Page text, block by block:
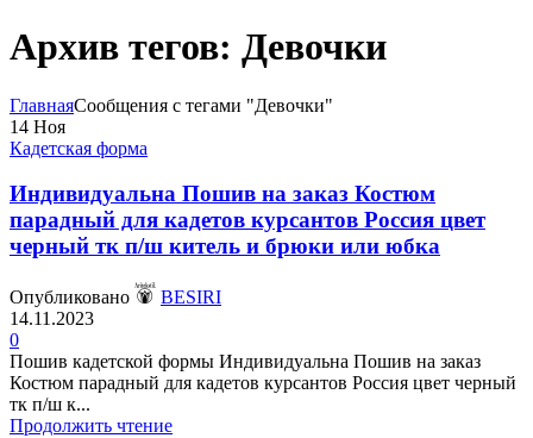
Архив тегов: Девочки
ГлавнаяСообщения с тегами "Девочки"
14 Ноя
Кадетская форма
Индивидуальна Пошив на заказ Костюм
парадный для кадетов курсантов Россия цвет
черный тк п/ш китель и брюки или юбка
Опубликовано
BESIRI
14.11.2023
0
Пошив кадетской формы Индивидуальна Пошив на заказ
Костюм парадный для кадетов курсантов Россия цвет черный
тк п/ш к...
Продолжить чтение